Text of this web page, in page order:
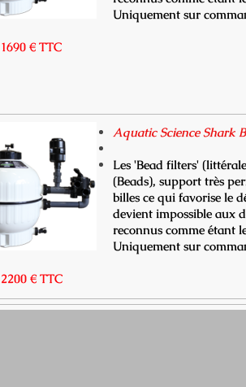
Uniquement sur
1690 € TTC
Aquatic Science Shark
Les 'Bead filters'
(Beads), support très
billes ce qui favorise le
devient impossible aux
reconnus comme étant
Uniquement sur
2200 € TTC